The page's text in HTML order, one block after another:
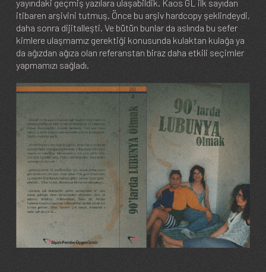
yayındaki geçmiş yazılara ulaşabildik. Kaos GL ilk sayıdan
itibaren arşivini tutmuş. Önce bu arşiv hardcopy şeklindeydi,
daha sonra dijitalleşti. Ve bütün bunlar da aslında bu sefer
kimlere ulaşmamız gerektiği konusunda kulaktan kulağa ya
da ağızdan ağıza olan referanstan biraz daha etkili seçimler
yapmamızı sağladı.
Image